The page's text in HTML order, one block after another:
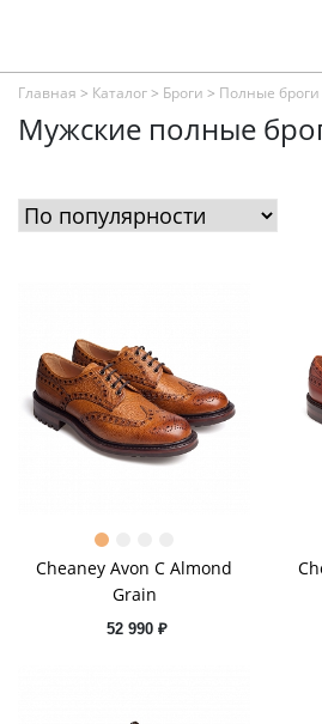
Главная > Каталог> Броги > Полные броги
Мужские полные
Cheaney Avon C Almond
Grain
52 990 ₽